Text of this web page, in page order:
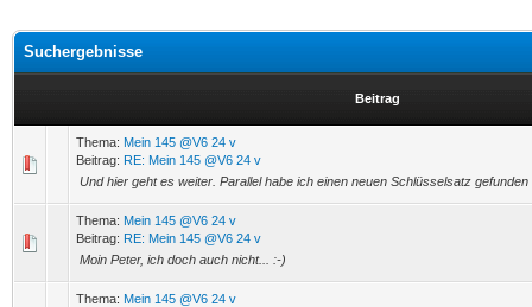
Suchergebnisse
Beitrag
Thema: Mein 145 @V6 24 v
Beitrag: RE: Mein 145 @V6 24 v
Und hier geht es weiter. Parallel habe ich einen neuen Schlüsselsatz
Thema: Mein 145 @V6 24 v
Beitrag: RE: Mein 145 @V6 24 v
Moin Peter, ich doch auch nicht... :-)
Thema: Mein 145 @V6 24 v